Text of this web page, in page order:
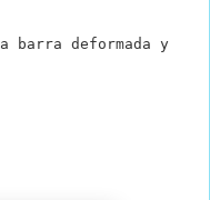
barra deformada y